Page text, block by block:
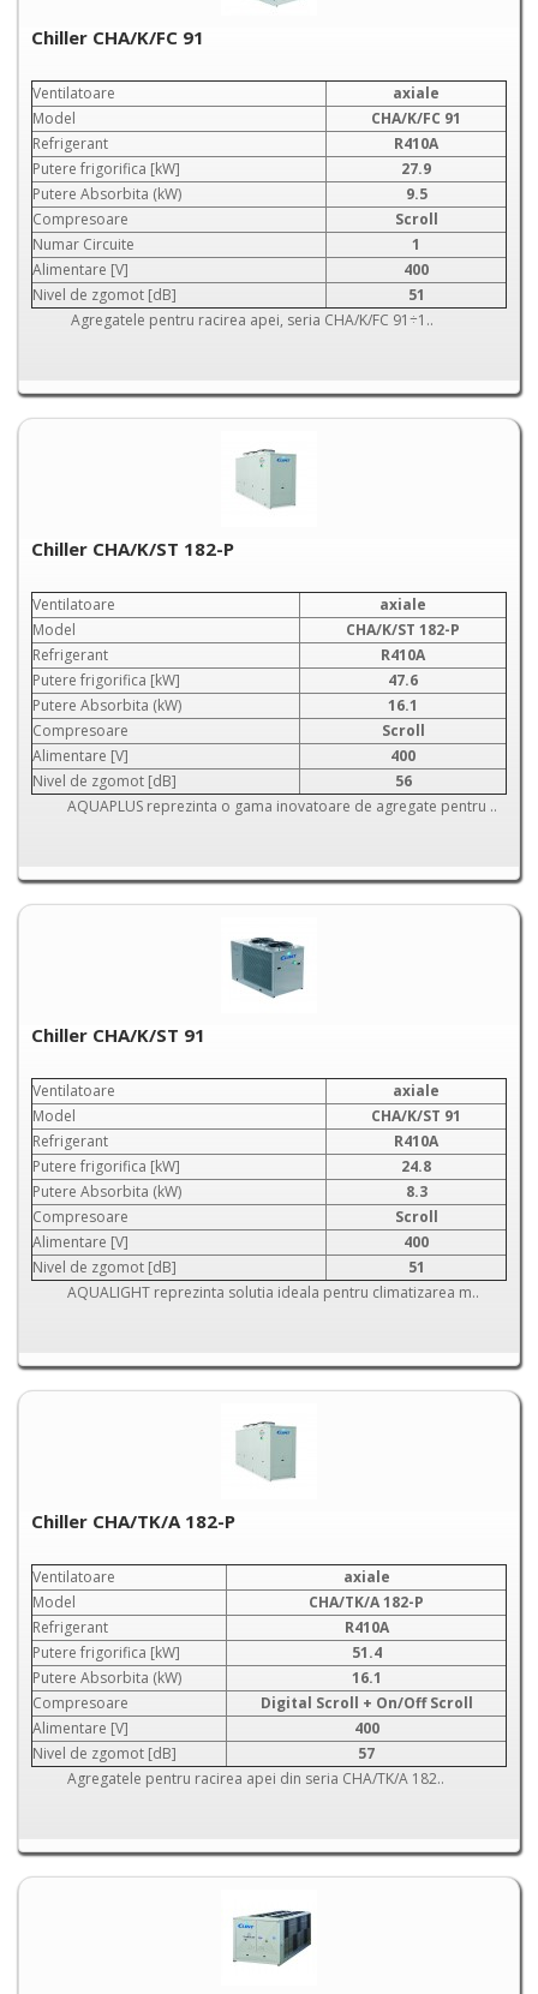
Chiller CHA/K/FC 91
Ventilatoare
axiale
Model
CHA/K/FC 91
Refrigerant
R410A
Putere frigorifica [kW]
27.9
Putere Absorbita (kW)
9.5
Compresoare
Scroll
Numar Circuite
1
Alimentare [V]
400
Nivel de zgomot [dB]
51
Agregatele pentru racirea apei, seria CHA/K/FC 91÷1..
Chiller CHA/K/ST 182-P
Ventilatoare
axiale
Model
CHA/K/ST 182-P
Refrigerant
R410A
Putere frigorifica [kW]
47.6
Putere Absorbita (kW)
16.1
Compresoare
Scroll
Alimentare [V]
400
Nivel de zgomot [dB]
56
AQUAPLUS reprezinta o gama inovatoare de agregate pentru ..
Chiller CHA/K/ST 91
Ventilatoare
axiale
Model
CHA/K/ST 91
Refrigerant
R410A
Putere frigorifica [kW]
24.8
Putere Absorbita (kW)
8.3
Compresoare
Scroll
Alimentare [V]
400
Nivel de zgomot [dB]
51
AQUALIGHT reprezinta solutia ideala pentru climatizarea m..
Chiller CHA/TK/A 182-P
Ventilatoare
axiale
Model
CHA/TK/A 182-P
Refrigerant
R410A
Putere frigorifica [kW]
51.4
Putere Absorbita (kW)
16.1
Compresoare
Digital Scroll + On/Off Scroll
Alimentare [V]
400
Nivel de zgomot [dB]
57
Agregatele pentru racirea apei din seria CHA/TK/A 182..